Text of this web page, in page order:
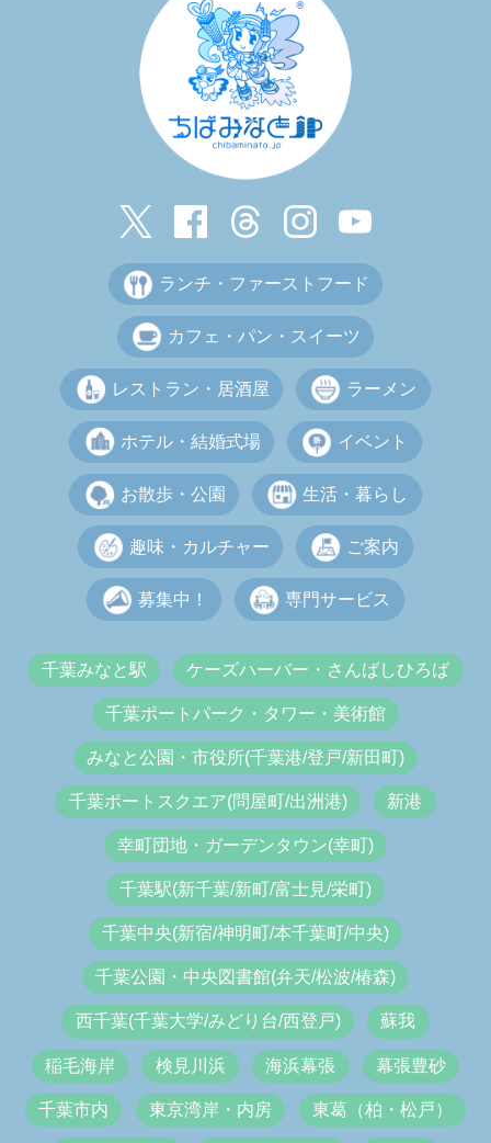
ランチ・ファーストフード
カフェ・パン・スイーツ
レストラン・居酒屋 ラーメン
ホテル・結婚式場 イベント
お散歩・公園 生活・暮らし
趣味・カルチャー ご案内
募集中！ 専門サービス
千葉みなと駅 ケーズハーバー・さんばしひろば
千葉ポートパーク・タワー・美術館
みなと公園・市役所(千葉港/登戸/新田町)
千葉ポートスクエア(問屋町/出洲港) 新港
幸町団地・ガーデンタウン(幸町)
千葉駅(新千葉/新町/富士見/栄町)
千葉中央(新宿/神明町/本千葉町/中央)
千葉公園・中央図書館(弁天/松波/椿森)
西千葉(千葉大学/みどり台/西登戸) 蘇我
稲毛海岸 検見川浜 海浜幕張 幕張豊砂
千葉市内 東京湾岸・内房 東葛（柏・松戸）